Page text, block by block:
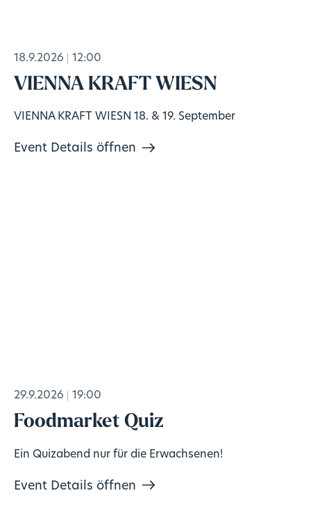
18.9.2026 12:00
VIENNA KRAFT WIESN
VIENNA KRAFT WIESN 18. & 19. September
Event Details öffnen
29.9.2026 19:00
Foodmarket Quiz
Ein Quizabend nur für die Erwachsenen!
Event Details öffnen